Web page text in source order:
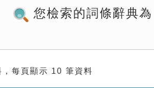
您檢索的詞條辭典
每頁顯示 10 筆資料